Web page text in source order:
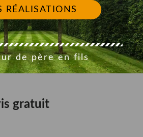
RÉALISATIONS
de père en fils
gratuit